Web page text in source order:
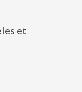
et